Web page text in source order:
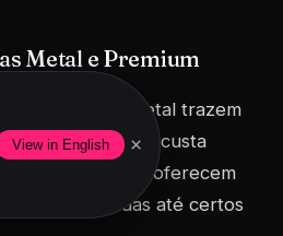
View in English ×
Metal e Premium
Revolut Metal trazem
A conta Premium custa
mês. Ambas oferecem
de 30 moedas até certos